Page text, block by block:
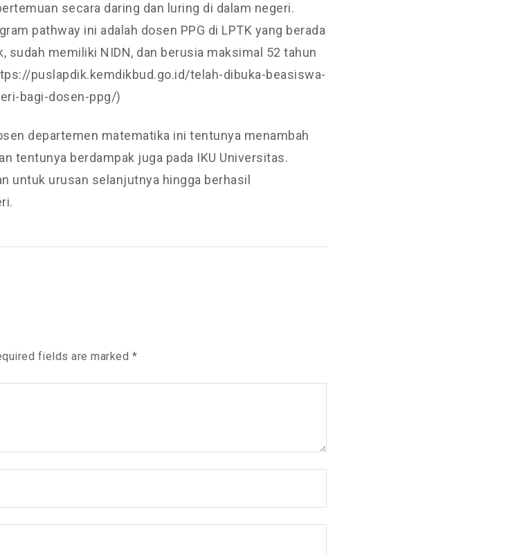
secara daring dan luring di dalam negeri.
pathway ini adalah dosen PPG di LPTK yang berada
sudah memiliki NIDN, dan berusia maksimal 52 tahun
puslapdik.kemdikbud.go.id/telah-dibuka-beasiswa-
bagi-dosen-ppg/)
departemen matematika ini tentunya menambah
tentunya berdampak juga pada IKU Universitas.
untuk urusan selanjutnya hingga berhasil
fields are marked *